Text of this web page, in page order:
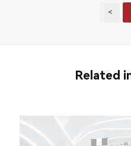
<
Related